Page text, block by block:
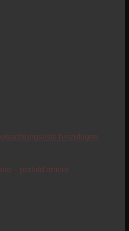
hinzufügen
– perloid amber